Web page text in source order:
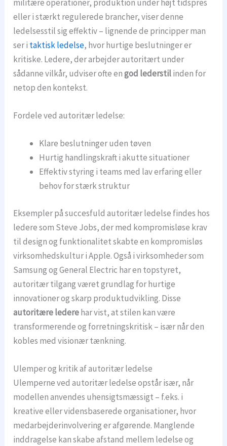
militære operationer, produktion under højt tidspres
eller i stærkt regulerede brancher, viser denne
ledelsesstil sig effektiv – lignende de principper man
ser i taktisk ledelse, hvor hurtige beslutninger er
kritiske. Ledere, der arbejder autoritært under
sådanne vilkår, udviser ofte engod lederstilinden for
netop den kontekst.
Fordele ved autoritær ledelse:
Klare beslutninger uden tøven
Hurtig handlingskraft i akutte situationer
Effektiv styring i teams med lav erfaring eller
behov for stærk struktur
Eksempler på succesfuld autoritær ledelse findes hos
ledere som Steve Jobs, der med kompromisløse krav
til design og funktionalitet skabte en kompromisløs
virksomhedskultur i Apple. Også i virksomheder som
Samsung og General Electric har en topstyret,
autoritær tilgang været grundlag for hurtige
innovationer og skarp produktudvikling. Disse
autoritære lederehar vist, at stilen kan være
transformerende og forretningskritisk – især når den
kobles med visionær tænkning.
Ulemper og kritik af autoritær ledelse
Ulemperne ved autoritær ledelse opstår især, når
modellen anvendes uhensigtsmæssigt – f.eks. i
kreative eller vidensbaserede organisationer, hvor
medarbejderinvolvering er afgørende. Manglende
inddragelse kan skabe afstand mellem ledelse og